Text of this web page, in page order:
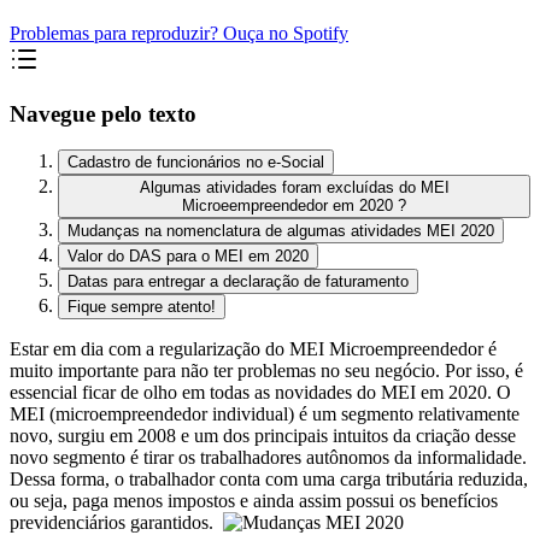
Problemas para reproduzir? Ouça no Spotify
Navegue pelo texto
Cadastro de funcionários no e-Social
Algumas atividades foram excluídas do MEI
Microeempreendedor em 2020 ?
Mudanças na nomenclatura de algumas atividades MEI 2020
Valor do DAS para o MEI em 2020
Datas para entregar a declaração de faturamento
Fique sempre atento!
Estar em dia com a regularização do MEI Microempreendedor é
muito importante para não ter problemas no seu negócio. Por isso, é
essencial ficar de olho em todas as novidades do MEI em 2020. O
MEI (microempreendedor individual) é um segmento relativamente
novo, surgiu em 2008 e um dos principais intuitos da criação desse
novo segmento é tirar os trabalhadores autônomos da informalidade.
Dessa forma, o trabalhador conta com uma carga tributária reduzida,
ou seja, paga menos impostos e ainda assim possui os benefícios
previdenciários garantidos.